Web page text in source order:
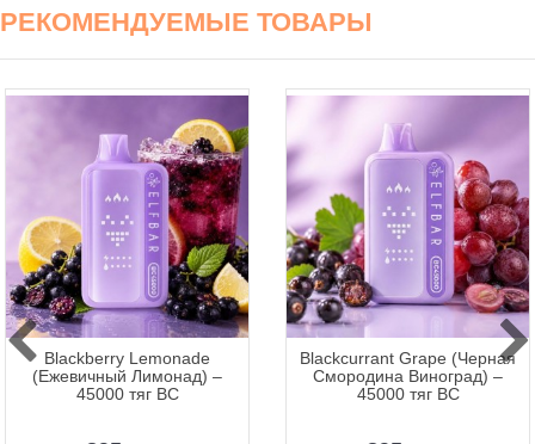
РЕКОМЕНДУЕМЫЕ ТОВАРЫ
Blackberry Lemonade
(Ежевичный Лимонад) –
45000 тяг BC
Blackcurrant Grape (Черная
Смородина Виноград) –
45000 тяг BC